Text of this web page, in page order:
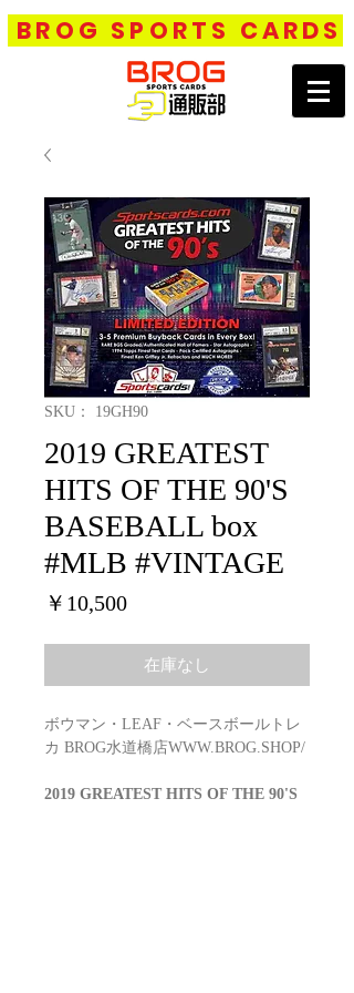
BROG SPORTS CARDS
SKU： 19GH90
2019 GREATEST
HITS OF THE 90'S
BASEBALL box
#MLB #VINTAGE
￥10,500価
在庫なし
ボウマン・LEAF・ベースボールトレ
カ BROG水道橋店WWW.BROG.SHOP/
2019 GREATEST HITS OF THE 90'S